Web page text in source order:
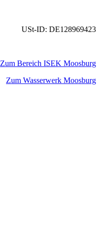
USt-ID: DE128969423
Zum Bereich ISEK Moosburg
Zum Wasserwerk Moosburg